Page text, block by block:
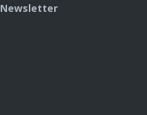
Newsletter